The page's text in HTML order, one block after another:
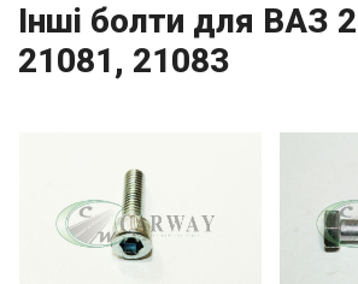
Інші болти для ВАЗ
21081, 21083